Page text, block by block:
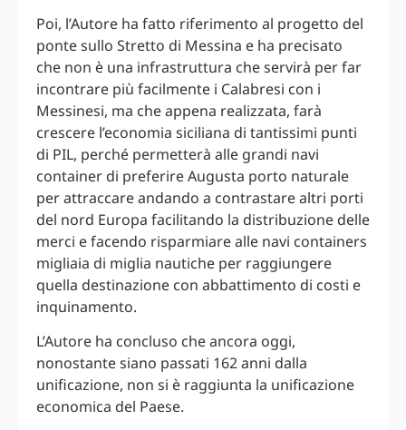
Poi, l’Autore ha fatto riferimento al progetto del
ponte sullo Stretto di Messina e ha precisato
che non è una infrastruttura che servirà per far
incontrare più facilmente i Calabresi con i
Messinesi, ma che appena realizzata, farà
crescere l’economia siciliana di tantissimi punti
di PIL, perché permetterà alle grandi navi
container di preferire Augusta porto naturale
per attraccare andando a contrastare altri porti
del nord Europa facilitando la distribuzione delle
merci e facendo risparmiare alle navi containers
migliaia di miglia nautiche per raggiungere
quella destinazione con abbattimento di costi e
inquinamento.
L’Autore ha concluso che ancora oggi,
nonostante siano passati 162 anni dalla
unificazione, non si è raggiunta la unificazione
economica del Paese.